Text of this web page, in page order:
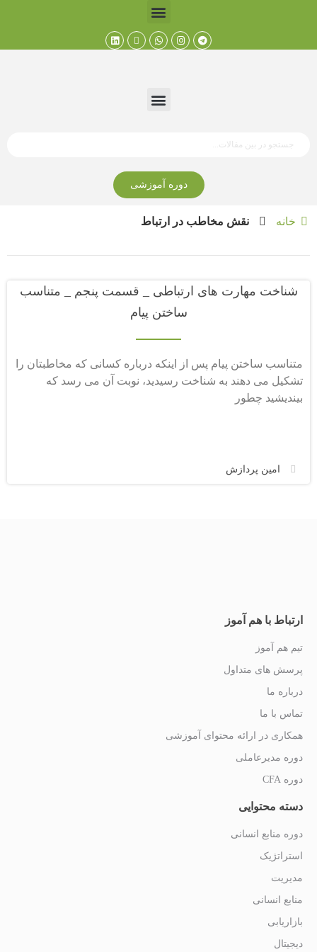
دوره آموزشی
خانه نقش مخاطب در ارتباط
شناخت مهارت های ارتباطی _ قسمت پنجم _ متناسب
ساختن پیام
متناسب ساختن پیام پس از اینکه درباره کسانی که مخاطبتان را
تشکیل می دهند به شناخت رسیدید، نوبت آن می رسد که
بیندیشید چطور
امین پردازش
ارتباط با هم آموز
تیم هم آموز
پرسش های متداول
درباره ما
تماس با ما
همکاری در ارائه محتوای آموزشی
دوره مدیرعاملی
دوره CFA
دسته محتوایی
دوره منابع انسانی
استراتژیک
مدیریت
منابع انسانی
بازاریابی
دیجیتال